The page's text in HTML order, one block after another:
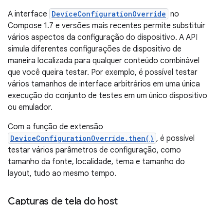
A interface DeviceConfigurationOverride no
Compose 1.7 e versões mais recentes permite substituir
vários aspectos da configuração do dispositivo. A API
simula diferentes configurações de dispositivo de
maneira localizada para qualquer conteúdo combinável
que você queira testar. Por exemplo, é possível testar
vários tamanhos de interface arbitrários em uma única
execução do conjunto de testes em um único dispositivo
ou emulador.
Com a função de extensão
DeviceConfigurationOverride.then() , é possível
testar vários parâmetros de configuração, como
tamanho da fonte, localidade, tema e tamanho do
layout, tudo ao mesmo tempo.
Capturas de tela do host